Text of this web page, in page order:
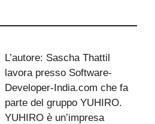
L’autore: Sascha Thattil
lavora presso Software-
Developer-India.com che fa
parte del gruppo YUHIRO.
YUHIRO è un’impresa